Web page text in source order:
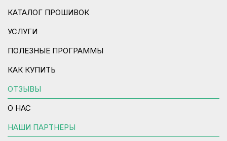
КАТАЛОГ ПРОШИВОК
УСЛУГИ
ПОЛЕЗНЫЕ ПРОГРАММЫ
КАК КУПИТЬ
ОТЗЫВЫ
О НАС
НАШИ ПАРТНЕРЫ